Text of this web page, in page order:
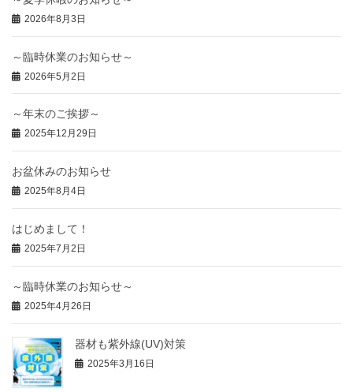
2026年8月3日
～臨時休業のお知らせ～
2026年5月2日
～年末のご挨拶～
2025年12月29日
お盆休みのお知らせ
2025年8月4日
はじめまして！
2025年7月2日
～臨時休業のお知らせ～
2025年4月26日
器材も紫外線(UV)対策
2025年3月16日